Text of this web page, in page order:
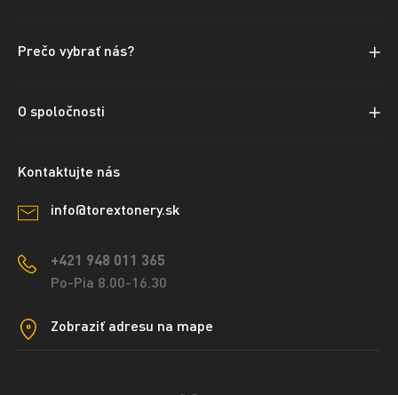
Prečo vybrať nás?
O spoločnosti
Kontaktujte nás
info@torextonery.sk
+421 948 011 365
Po-Pia 8.00-16.30
Zobraziť adresu na mape